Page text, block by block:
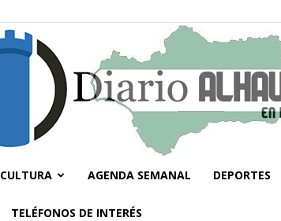
CULTURA AGENDA SEMANAL DEPORTES
TELÉFONOS DE INTERÉS